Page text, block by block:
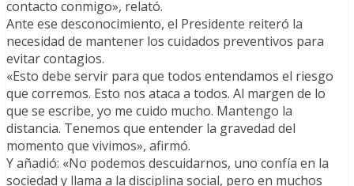
contacto conmigo», relató.
Ante ese desconocimiento, el Presidente reiteró la
necesidad de mantener los cuidados preventivos para
evitar contagios.
«Esto debe servir para que todos entendamos el riesgo
que corremos. Esto nos ataca a todos. Al margen de lo
que se escribe, yo me cuido mucho. Mantengo la
distancia. Tenemos que entender la gravedad del
momento que vivimos», afirmó.
Y añadió: «No podemos descuidarnos, uno confía en la
sociedad y llama a la disciplina social, pero en muchos